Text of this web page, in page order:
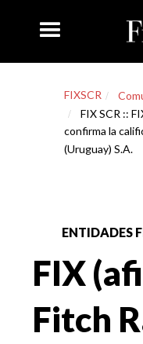
FIXSCR
FIX SCR ::
confirma la
(Uruguay) S.A.
ENTIDADES
FIX
Fitch